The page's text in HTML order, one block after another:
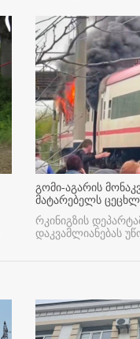
გომი-აგარის
მატარებელს
რკინიგზის
დაკვამლიანებას